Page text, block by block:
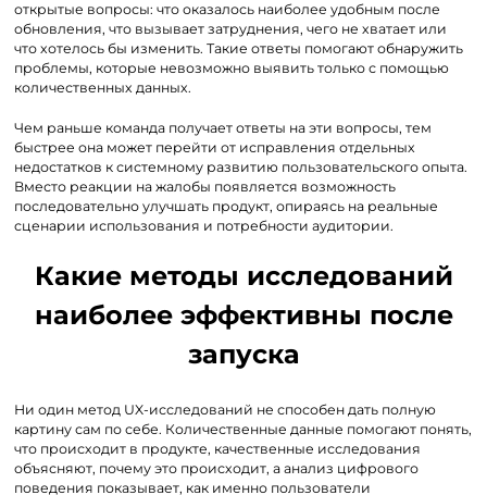
открытые вопросы: что оказалось наиболее удобным после
обновления, что вызывает затруднения, чего не хватает или
что хотелось бы изменить. Такие ответы помогают обнаружить
проблемы, которые невозможно выявить только с помощью
количественных данных.
Чем раньше команда получает ответы на эти вопросы, тем
быстрее она может перейти от исправления отдельных
недостатков к системному развитию пользовательского опыта.
Вместо реакции на жалобы появляется возможность
последовательно улучшать продукт, опираясь на реальные
сценарии использования и потребности аудитории.
Какие методы исследований
наиболее эффективны после
запуска
Ни один метод UX-исследований не способен дать полную
картину сам по себе. Количественные данные помогают понять,
что происходит в продукте, качественные исследования
объясняют, почему это происходит, а анализ цифрового
поведения показывает, как именно пользователи